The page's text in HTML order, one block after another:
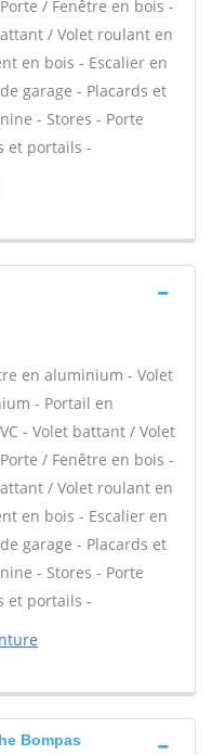
/ Fenêtre en bois -
/ Volet roulant en
en bois - Escalier en
garage - Placards et
- Stores - Porte
et portails -
en aluminium - Volet
- Portail en
- Volet battant / Volet
/ Fenêtre en bois -
/ Volet roulant en
en bois - Escalier en
garage - Placards et
- Stores - Porte
et portails -
Bompas